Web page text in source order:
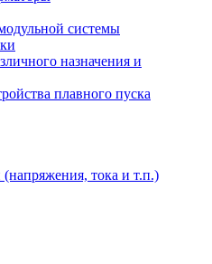
системы
назначения и
плавного пуска
тока и т.п.)